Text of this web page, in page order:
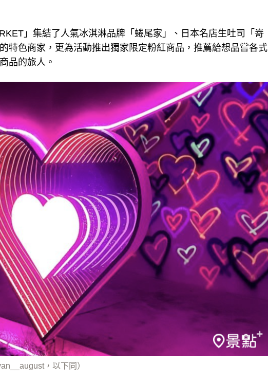
」集結了人氣冰淇淋品牌「蜷尾家」、日本名店生吐司「嵜
特色商家，更為活動推出獨家限定粉紅商品，推薦給想品嘗各式
品的旅人。
，以下同）